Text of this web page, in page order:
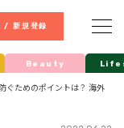
/ 新規登録
Beauty
ぐためのポイントは？ 海外